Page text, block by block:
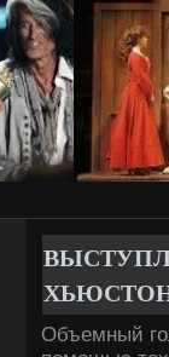
Объемный